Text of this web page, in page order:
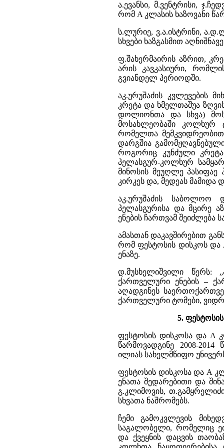
ა.ევანსი, მ.ვენტრისი,
რომ A კლასის ხაზოვანი
ს.ლურიე, ვ.ა.ისტრინი,
სხვები ხაზგასმით
ფ.შახერმაირის აზრით,
არის კავკასიური,
გვიანდელ პერიოდში.
აკ.ურუშაძის კვლევების
კრეტა და ხმელთაშუა
დოლიონთა და სხვა)
მოსახლეობაში კოლხურ
რომელთა
დარგშია
როგორიც კუნძული
პელასგურ-კოლხურ
მინოსის მეუღლე პასიფაე
კირკეს და, მედეას მამიდა
აკ.ურუშაძის საბოლოო
პელასგურისა და მცირე
ენების ჩართვამ შეიძლება
ამასთან დაკავშირებით
რომ ფესტოსის დისკოს და
ენაზე.
დ.მუსხელიშვილი წერს:
ქართველური ენების –
აღადგინეს
ქართველური ტომები,
5.
ფესტოსის დისკოსა და A
წარმოვადგინე 2008-
ილიას სახელმწიფო
ფესტოსის დისკოსა და A
ენათა შედარებითი და
გ.კლიმოვის,
სხვათა ნაშრომებს.
ჩემი გამოკვლევის
საგალობელი, რომელიც
და ქვეყნის დაცვის